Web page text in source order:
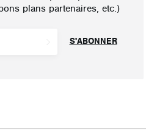
plans partenaires, etc.)
S'ABONNER